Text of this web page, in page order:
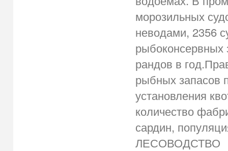
морозильных
неводами, 2356
рыбоконсервных
рандов в
рыбных запасов
установления
количество
сардин,
ЛЕСОВОДСТВО